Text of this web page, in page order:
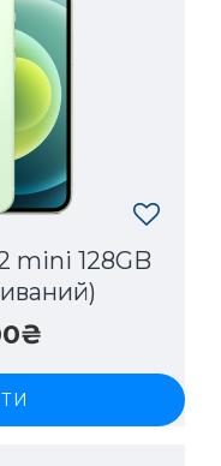
mini 128GB